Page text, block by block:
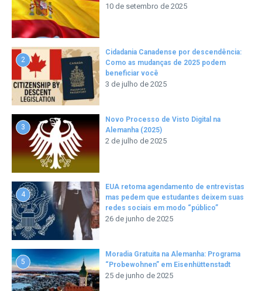
10 de setembro de 2025
2
Cidadania Canadense por descendência:
Como as mudanças de 2025 podem
beneficiar você
3 de julho de 2025
3
Novo Processo de Visto Digital na
Alemanha (2025)
2 de julho de 2025
4
EUA retoma agendamento de entrevistas
mas pedem que estudantes deixem suas
redes sociais em modo “público”
26 de junho de 2025
5
Moradia Gratuita na Alemanha: Programa
“Probewohnen” em Eisenhüttenstadt
25 de junho de 2025